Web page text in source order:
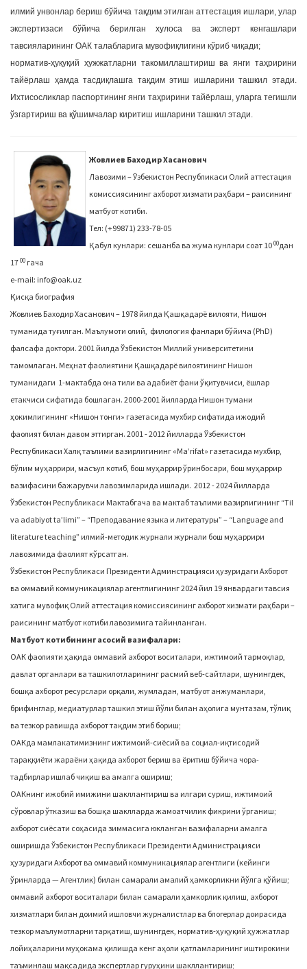
илмий унвонлар бериш бўйича тақдим этилган аттестация ишлари, улар
экспертизаси бўйича берилган хулоса ва эксперт кенгашлари
тавсияларининг ОАК талабларига мувофиқлигини кўриб чиқади;
норматив-ҳуқуқий ҳужжатларни такомиллаштириш ва янги таҳририни
тайёрлаш ҳамда тасдиқлашга тақдим этиш ишларини ташкил этади.
Ихтисосликлар паспортининг янги таҳририни тайёрлаш, уларга тегишли
ўзгартириш ва қўшимчалар киритиш ишларини ташкил этади.
Жовлиев Баходир Хасанович
Лавозими – Ўзбекистон Республикаси Олий аттестация
комиссиясининг ахборот хизмати раҳбари – раисининг
матбуот котиби.
Тел: (+99871) 233-78-05
Қабул кунлари: сешанба ва жума кунлари соат 1000дан
1700 гача
e-mail: info@oak.uz
Қисқа биография
Жовлиев Баходир Хасанович – 1978 йилда Қашқадарё вилояти, Нишон
туманида туғилган. Маълумоти олий, филология фанлари бўйича (PhD)
фалсафа доктори. 2001 йилда Ўзбекистон Миллий университетини
тамомлаган. Меҳнат фаолиятини Қашқадарё вилоятининг Нишон
туманидаги 1-мактабда она тили ва адабиёт фани ўқитувчиси, ёшлар
етакчиси сифатида бошлаган. 2000-2001 йилларда Нишон тумани
ҳокимлигининг «Нишон тонги» газетасида мухбир сифатида ижодий
фаолият билан давом эттирган. 2001 - 2012 йилларда Ўзбекистон
Республикаси Халқ таълими вазирлигининг «Ma’rifat» газетасида мухбир,
бўлим муҳаррири, масъул котиб, бош муҳаррир ўринбосари, бош муҳаррир
вазифасини бажарувчи лавозимларида ишлади. 2012 - 2024 йилларда
Ўзбекистон Республикаси Мактабгача ва мактаб таълими вазирлигининг “Til
va adabiyot ta’limi” – “Преподавание языка и литературы” – “Language and
literature teaching” илмий-методик журнали журнали бош муҳаррири
лавозимида фаолият кўрсатган.
Ўзбекистон Республикаси Президенти Админстрацияси ҳузуридаги Ахборот
ва оммавий коммуникациялар агентлигининг 2024 йил 19 январдаги тавсия
хатига мувофиқ Олий аттестация комиссиясининг ахборот хизмати раҳбари –
раисининг матбуот котиби лавозимига тайинланган.
Матбуот котибининг асосий вазифалари:
ОАК фаолияти ҳақида оммавий ахборот воситалари, ижтимоий тармоқлар,
давлат органлари ва ташкилотларининг расмий веб-сайтлари, шунингдек,
бошқа ахборот ресурслари орқали, жумладан, матбуот анжуманлари,
брифинглар, медиатурлар ташкил этиш йўли билан аҳолига мунтазам, тўлиқ
ва тезкор равишда ахборот тақдим этиб бориш;
ОАКда мамлакатимизнинг ижтимоий-сиёсий ва социал-иқтисодий
тараққиёти жараёни ҳақида ахборот бериш ва ёритиш бўйича чора-
тадбирлар ишлаб чиқиш ва амалга ошириш;
ОАКнинг ижобий имижини шакллантириш ва илгари суриш, ижтимоий
сўровлар ўтказиш ва бошқа шаклларда жамоатчилик фикрини ўрганиш;
ахборот сиёсати соҳасида зиммасига юкланган вазифаларни амалга
оширишда Ўзбекистон Республикаси Президенти Администрацияси
ҳузуридаги Ахборот ва оммавий коммуникациялар агентлиги (кейинги
ўринларда — Агентлик) билан самарали амалий ҳамкорликни йўлга қўйиш;
оммавий ахборот воситалари билан самарали ҳамкорлик қилиш, ахборот
хизматлари билан доимий ишловчи журналистлар ва блогерлар доирасида
тезкор маълумотларни тарқатиш, шунингдек, норматив-ҳуқуқий ҳужжатлар
лойиҳаларини муҳокама қилишда кенг аҳоли қатламларининг иштирокини
таъминлаш мақсадида экспертлар гуруҳини шакллантириш;